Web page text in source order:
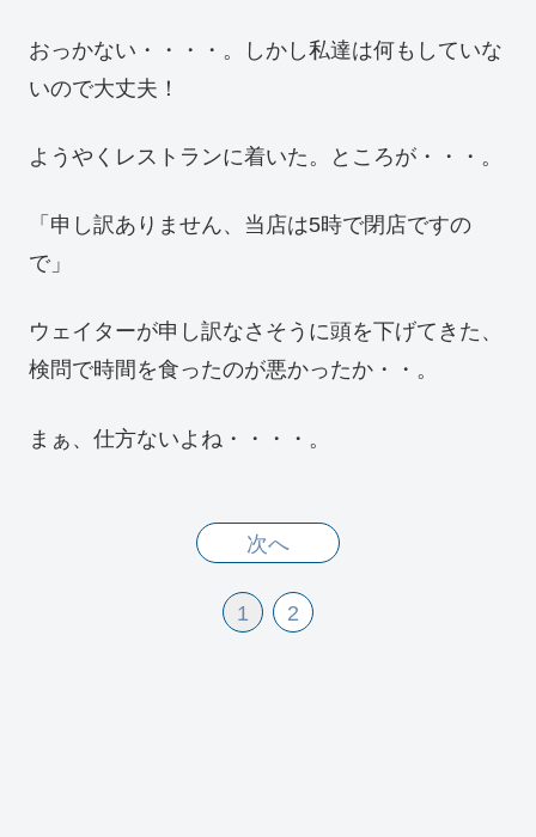
おっかない・・・・。しかし私達は何もしていな
いので大丈夫！
ようやくレストランに着いた。ところが・・・。
「申し訳ありません、当店は5時で閉店ですの
で」
ウェイターが申し訳なさそうに頭を下げてきた、
検問で時間を食ったのが悪かったか・・。
まぁ、仕方ないよね・・・・。
次へ
1 2